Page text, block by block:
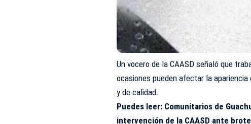
Un vocero de la CAASD señaló que
ocasiones pueden afectar la
y de calidad.
Puedes leer: Comunitarios de
intervención de la CAASD ante